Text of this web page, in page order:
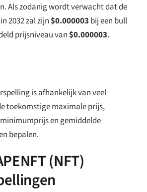
Als zodanig wordt verwacht dat de
2032 zal zijn$0.000003 bij een bull
prijsniveau van$0.000003.
is afhankelijk van veel
toekomstige maximale prijs,
en gemiddelde
bepalen.
(NFT)